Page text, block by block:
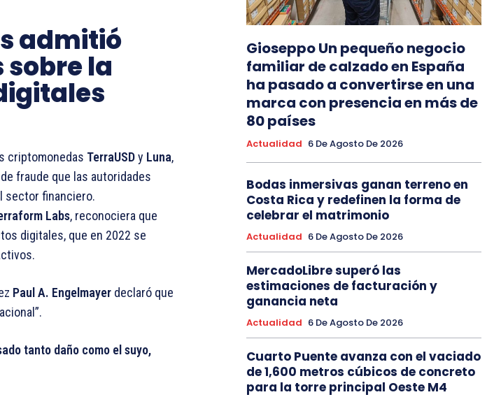
admitió
la
criptomonedas TerraUSDy Luna,
fraude que las autoridades
sector financiero.
Labs, reconociera que
digitales, que en 2022 se
Paul A. Engelmayer declaró que
tanto daño como el suyo,
Gioseppo Un pequeño negocio
familiar de calzado en España
ha pasado a convertirse en una
marca con presencia en más de
80 países
Actualidad 6 De Agosto De 2026
Bodas inmersivas ganan terreno en
Costa Rica y redefinen la forma de
celebrar el matrimonio
Actualidad 6 De Agosto De 2026
MercadoLibre superó las
estimaciones de facturación y
ganancia neta
Actualidad 6 De Agosto De 2026
Cuarto Puente avanza con el vaciado
de 1,600 metros cúbicos de concreto
para la torre principal Oeste M4